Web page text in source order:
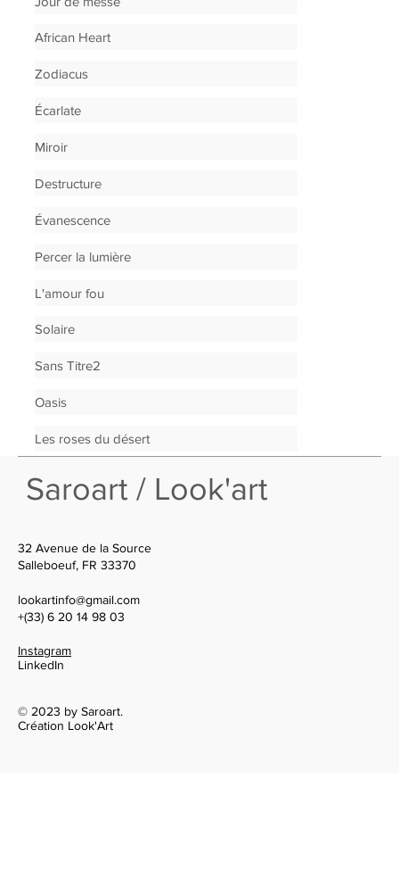
African Heart
Zodiacus
Écarlate
Miroir
Destructure
Évanescence
Percer la lumière
L'amour fou
Solaire
Sans Titre2
Oasis
Les roses du désert
32 Avenue de la Source
Salleboeuf, FR 33370
lookartinfo@gmail.com
+(33) 6 20 14 98 03
Instagram
LinkedIn
© 2023 by Saroart.
Création Look'Art
Saroart / Look'art